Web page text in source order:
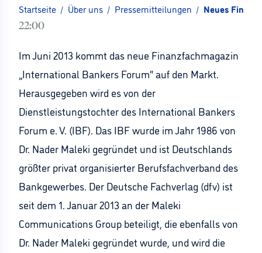
Startseite / Über uns / Pressemitteilungen / Neues
22:00
Im Juni 2013 kommt das neue Finanzfachmagazin
„International Bankers Forum“ auf den Markt.
Herausgegeben wird es von der
Dienstleistungstochter des International Bankers
Forum e. V. (IBF). Das IBF wurde im Jahr 1986 von
Dr. Nader Maleki gegründet und ist Deutschlands
größter privat organisierter Berufsfachverband des
Bankgewerbes. Der Deutsche Fachverlag (dfv) ist
seit dem 1. Januar 2013 an der Maleki
Communications Group beteiligt, die ebenfalls von
Dr. Nader Maleki gegründet wurde, und wird die